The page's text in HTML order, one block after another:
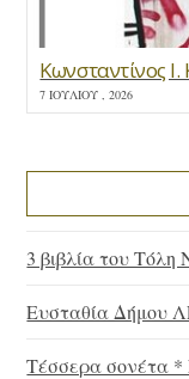
Κωνσταντίνος
7 ΙΟΥΛΊΟΥ , 2026
3 βιβλία του Τόλη
Ευσταθία Δήμου
Τέσσερα σονέτα *